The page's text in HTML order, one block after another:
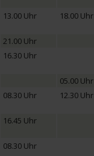
13.00 Uhr 18.00 Uhr
21.00 Uhr
16.30 Uhr
05.00 Uhr
08.30 Uhr 12.30 Uhr
16.45 Uhr
08.30 Uhr